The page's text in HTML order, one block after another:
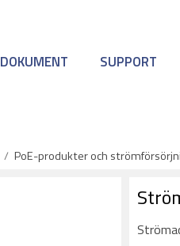
DOKUMENT SUPPORT
/ PoE-produkter och